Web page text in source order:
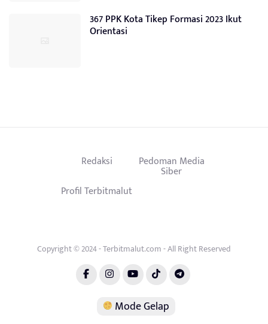
367 PPK Kota Tikep Formasi 2023 Ikut
Orientasi
Redaksi Pedoman Media
Siber
Profil Terbitmalut
Copyright © 2024 - Terbitmalut.com - All Right Reserved
Mode Gelap